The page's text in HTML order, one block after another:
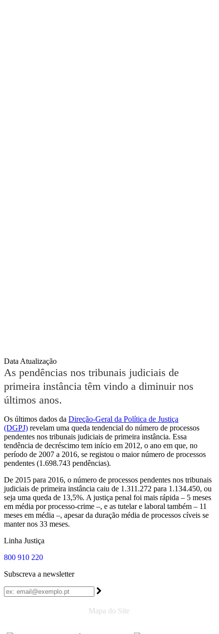
Data Atualização
As pendências nos tribunais judiciais de
primeira instância têm vindo a diminuir nos
últimos anos.
Os últimos dados da Direção-Geral da Política de Justiça
(DGPJ) revelam uma queda tendencial do número de processos
pendentes nos tribunais judiciais de primeira instância. Essa
tendência de decréscimo tem início em 2012, o ano em que, no
período de 2007 a 2016, se registou o maior número de processos
pendentes (1.698.743 pendências).
De 2015 para 2016, o número de processos pendentes nos tribunais
judiciais de primeira instância caiu de 1.311.272 para 1.134.450, ou
seja uma queda de 13,5%. A justiça penal foi mais rápida – 5 meses
em média por processo-crime –, e as tutelar e laboral também – 11
meses em média –, apesar da duração média de processos cíveis se
manter nos 33 meses.
Linha Justiça
800 910 220
Subscreva a newsletter
Mapa do Site